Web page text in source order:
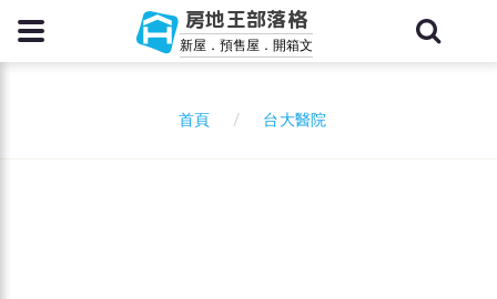
房地王部落格
新屋．預售屋．開箱文
首頁 台大醫院